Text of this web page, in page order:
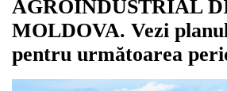
AGROINDUSTRIAL
MOLDOVA. Vezi
pentru următoarea